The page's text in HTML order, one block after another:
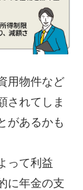
用物件など
されてしま
があるかも
って利益
に年金の支